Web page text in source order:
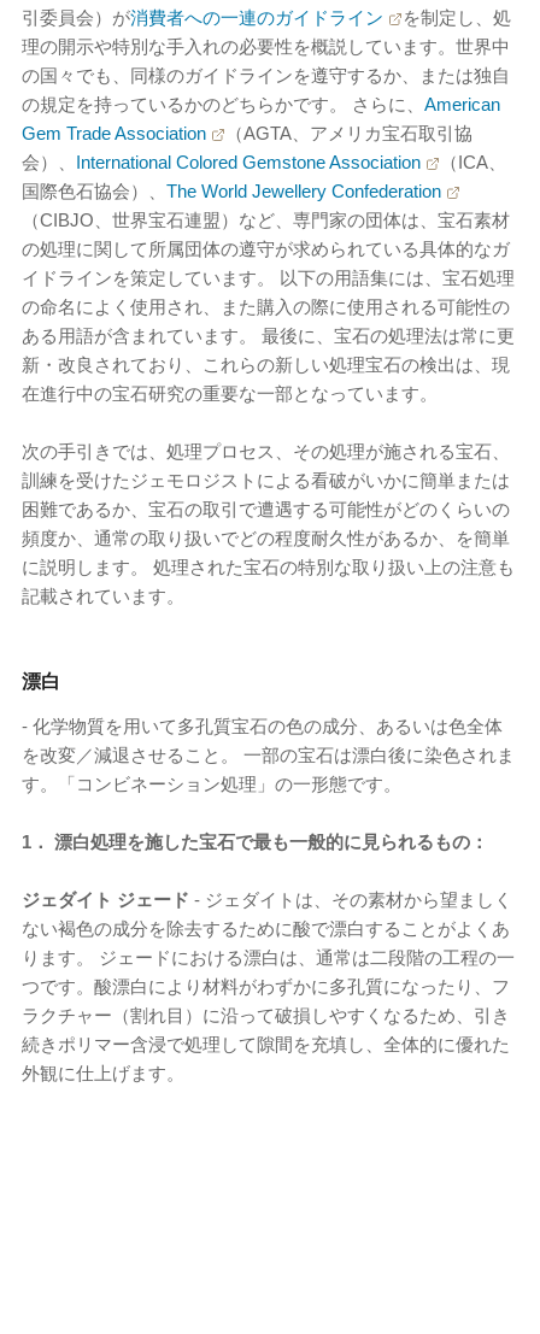
引委員会）が消費者への一連のガイドライン
を制定し、処
理の開示や特別な手入れの必要性を概説しています。世界中
の国々でも、同様のガイドラインを遵守するか、または独自
の規定を持っているかのどちらかです。 さらに、 American
Gem Trade Association
（AGTA、アメリカ宝石取引協
会）、 International Colored Gemstone Association
（ICA、
国際色石協会）、 The World Jewellery Confederation
（CIBJO、世界宝石連盟）など、専門家の団体は、宝石素材
の処理に関して所属団体の遵守が求められている具体的なガ
イドラインを策定しています。 以下の用語集には、宝石処理
の命名によく使用され、また購入の際に使用される可能性の
ある用語が含まれています。 最後に、宝石の処理法は常に更
新・改良されており、これらの新しい処理宝石の検出は、現
在進行中の宝石研究の重要な一部となっています。
次の手引きでは、処理プロセス、その処理が施される宝石、
訓練を受けたジェモロジストによる看破がいかに簡単または
困難であるか、宝石の取引で遭遇する可能性がどのくらいの
頻度か、通常の取り扱いでどの程度耐久性があるか、を簡単
に説明します。 処理された宝石の特別な取り扱い上の注意も
記載されています。
漂白
- 化学物質を用いて多孔質宝石の色の成分、あるいは色全体
を改変／減退させること。 一部の宝石は漂白後に染色されま
す。「コンビネーション処理」の一形態です。
1． 漂白処理を施した宝石で最も一般的に見られるもの：
ジェダイト ジェード - ジェダイトは、その素材から望ましく
ない褐色の成分を除去するために酸で漂白することがよくあ
ります。 ジェードにおける漂白は、通常は二段階の工程の一
つです。酸漂白により材料がわずかに多孔質になったり、フ
ラクチャー（割れ目）に沿って破損しやすくなるため、引き
続きポリマー含浸で処理して隙間を充填し、全体的に優れた
外観に仕上げます。